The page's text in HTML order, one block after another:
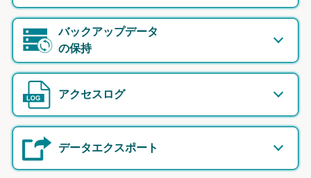
バックアップデータ
の保持
アクセスログ
データエクスポート